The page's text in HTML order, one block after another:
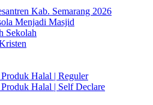
Kab. Semarang 2026
Menjadi Masjid
Sekolah
Halal | Reguler
Halal | Self Declare